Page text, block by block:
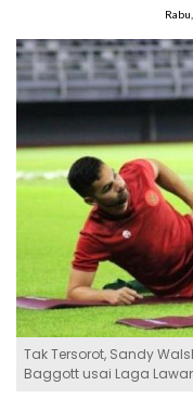
Tak Tersorot, Sandy
Baggott usai Laga